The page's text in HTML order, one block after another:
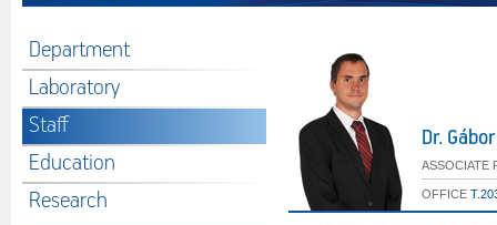
Department
Laboratory
Staff
Education
Research
Dr.
ASSOCIATE
OFFICE